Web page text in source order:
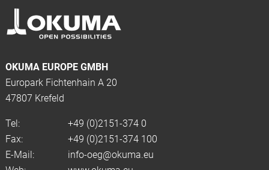
OKUMA EUROPE GMBH
Europark Fichtenhain A 20
47807 Krefeld
Tel:
+49 (0)2151-374 0
Fax:
+49 (0)2151-374 100
E-Mail:
info-oeg@okuma.eu